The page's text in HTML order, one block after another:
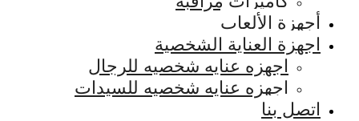
أجهزة الألعاب
اجهزة العناية الشخصية
اجهزه عنايه شخصيه للرجال
اجهزه عنايه شخصيه للسيدات
اتصل بنا